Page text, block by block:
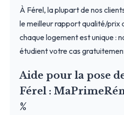
À Férel, la plupart de nos
le meilleur rapport qualité/prix
chaque logement est unique :
étudient votre cas
Aide pour la pose
Férel :
%